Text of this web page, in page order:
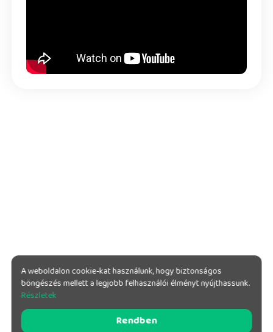
A weboldalon cookie-kat használunk, hogy biztonságos
böngészés mellett a legjobb felhasználói élményt nyújthassunk.
Részletek
Rendben